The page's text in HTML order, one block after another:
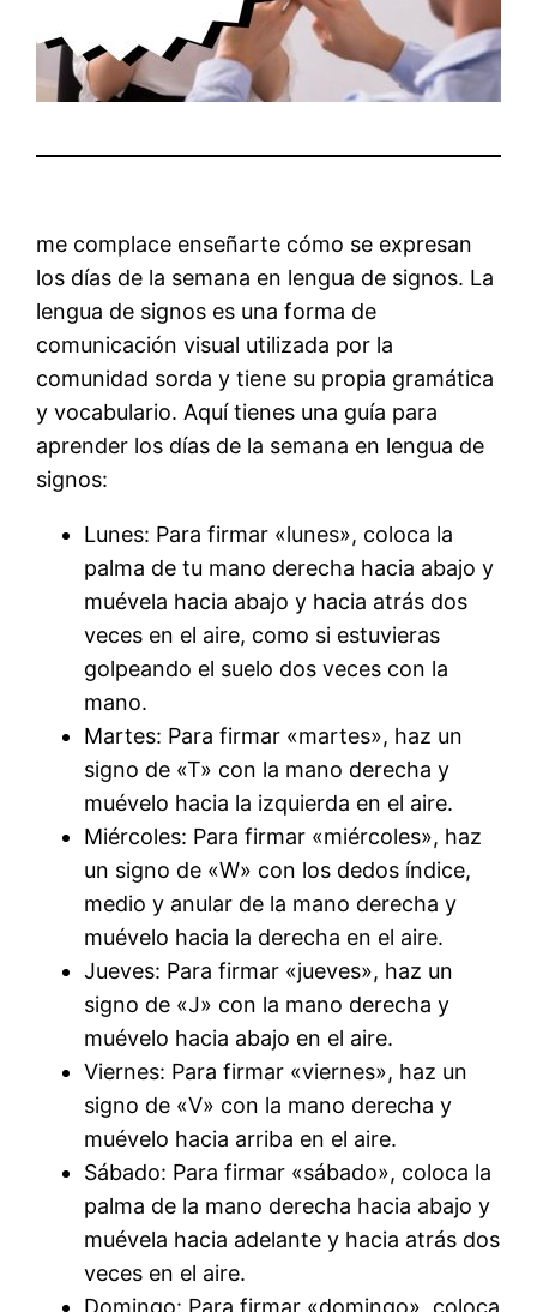
me complace enseñarte cómo se expresan
los días de la semana en lengua de signos. La
lengua de signos es una forma de
comunicación visual utilizada por la
comunidad sorda y tiene su propia gramática
y vocabulario. Aquí tienes una guía para
aprender los días de la semana en lengua de
signos:
Lunes: Para firmar «lunes», coloca la
palma de tu mano derecha hacia abajo y
muévela hacia abajo y hacia atrás dos
veces en el aire, como si estuvieras
golpeando el suelo dos veces con la
mano.
Martes: Para firmar «martes», haz un
signo de «T» con la mano derecha y
muévelo hacia la izquierda en el aire.
Miércoles: Para firmar «miércoles», haz
un signo de «W» con los dedos índice,
medio y anular de la mano derecha y
muévelo hacia la derecha en el aire.
Jueves: Para firmar «jueves», haz un
signo de «J» con la mano derecha y
muévelo hacia abajo en el aire.
Viernes: Para firmar «viernes», haz un
signo de «V» con la mano derecha y
muévelo hacia arriba en el aire.
Sábado: Para firmar «sábado», coloca la
palma de la mano derecha hacia abajo y
muévela hacia adelante y hacia atrás dos
veces en el aire.
Domingo: Para firmar «domingo», coloca